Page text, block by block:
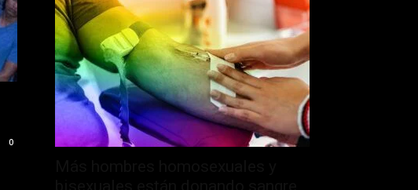
0